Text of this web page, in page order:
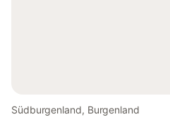
Südburgenland, Burgenland